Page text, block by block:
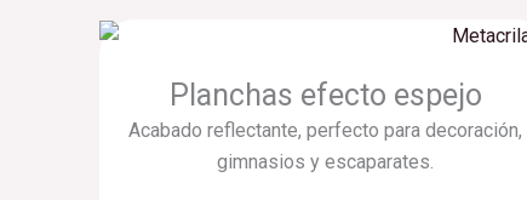
Planchas efecto espejo
Acabado reflectante, perfecto para decoración,
gimnasios y escaparates.